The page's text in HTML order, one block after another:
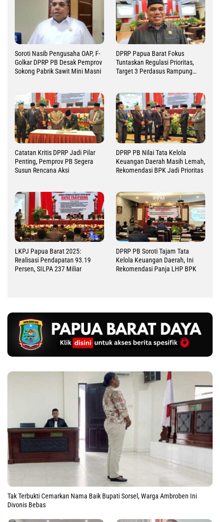
Soroti Nasib Pengusaha OAP, F-
Golkar DPRP PB Desak Pemprov
Sokong Pabrik Sawit Mini Masni
DPRP Papua Barat Fokus
Tuntaskan Regulasi Prioritas,
Target 3 Perdasus Rampung
Catatan Kritis DPRP Jadi Pilar
Penting, Pemprov PB Segera
Susun Rencana Aksi
DPRP PB Nilai Tata Kelola
Keuangan Daerah Masih Lemah,
Rekomendasi BPK Jadi Prioritas
LKPJ Papua Barat 2025:
Realisasi Pendapatan 93.19
Persen, SILPA 237 Miliar
DPRP PB Soroti Tajam Tata
Kelola Keuangan Daerah, Ini
Rekomendasi Panja LHP BPK
Tak Terbukti Cemarkan Nama Baik Bupati Sorsel, Warga Ambroben Ini
Divonis Bebas